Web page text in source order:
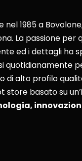
1985 a
La passione per
ed i dettagli ha
quotidianamente
di alto profilo
store basato su